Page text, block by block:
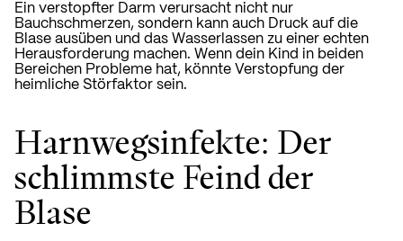
Ein verstopfter Darm verursacht nicht nur
Bauchschmerzen, sondern kann auch Druck auf die
Blase ausüben und das Wasserlassen zu einer echten
Herausforderung machen. Wenn dein Kind in beiden
Bereichen Probleme hat, könnte Verstopfung der
heimliche Störfaktor sein.
Harnwegsinfekte: Der
schlimmste Feind der
Blase